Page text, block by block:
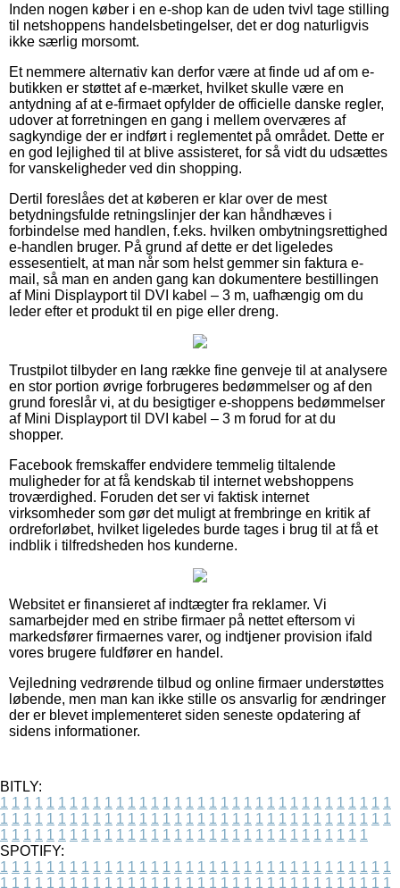
Inden nogen køber i en e-shop kan de uden tvivl tage stilling
til netshoppens handelsbetingelser, det er dog naturligvis
ikke særlig morsomt.
Et nemmere alternativ kan derfor være at finde ud af om e-
butikken er støttet af e-mærket, hvilket skulle være en
antydning af at e-firmaet opfylder de officielle danske regler,
udover at forretningen en gang i mellem overværes af
sagkyndige der er indført i reglementet på området. Dette er
en god lejlighed til at blive assisteret, for så vidt du udsættes
for vanskeligheder ved din shopping.
Dertil foreslåes det at køberen er klar over de mest
betydningsfulde retningslinjer der kan håndhæves i
forbindelse med handlen, f.eks. hvilken ombytningsrettighed
e-handlen bruger. På grund af dette er det ligeledes
essesentielt, at man når som helst gemmer sin faktura e-
mail, så man en anden gang kan dokumentere bestillingen
af Mini Displayport til DVI kabel – 3 m, uafhængig om du
leder efter et produkt til en pige eller dreng.
Trustpilot tilbyder en lang række fine genveje til at analysere
en stor portion øvrige forbrugeres bedømmelser og af den
grund foreslår vi, at du besigtiger e-shoppens bedømmelser
af Mini Displayport til DVI kabel – 3 m forud for at du
shopper.
Facebook fremskaffer endvidere temmelig tiltalende
muligheder for at få kendskab til internet webshoppens
troværdighed. Foruden det ser vi faktisk internet
virksomheder som gør det muligt at frembringe en kritik af
ordreforløbet, hvilket ligeledes burde tages i brug til at få et
indblik i tilfredsheden hos kunderne.
Websitet er finansieret af indtægter fra reklamer. Vi
samarbejder med en stribe firmaer på nettet eftersom vi
markedsfører firmaernes varer, og indtjener provision ifald
vores brugere fuldfører en handel.
Vejledning vedrørende tilbud og online firmaer understøttes
løbende, men man kan ikke stille os ansvarlig for ændringer
der er blevet implementeret siden seneste opdatering af
sidens informationer.
BITLY:
1 1 1 1 1 1 1 1 1 1 1 1 1 1 1 1 1 1 1 1 1 1 1 1 1 1 1 1 1 1 1 1 1 1
1 1 1 1 1 1 1 1 1 1 1 1 1 1 1 1 1 1 1 1 1 1 1 1 1 1 1 1 1 1 1 1 1 1
1 1 1 1 1 1 1 1 1 1 1 1 1 1 1 1 1 1 1 1 1 1 1 1 1 1 1 1 1 1 1 1
SPOTIFY:
1 1 1 1 1 1 1 1 1 1 1 1 1 1 1 1 1 1 1 1 1 1 1 1 1 1 1 1 1 1 1 1 1 1
1 1 1 1 1 1 1 1 1 1 1 1 1 1 1 1 1 1 1 1 1 1 1 1 1 1 1 1 1 1 1 1 1 1